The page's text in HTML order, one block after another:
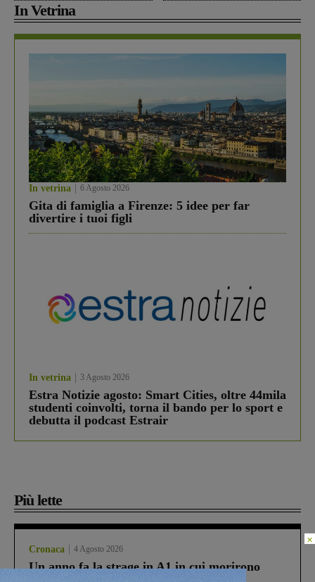
In Vetrina
In vetrina 6 Agosto 2026
Gita di famiglia a Firenze: 5 idee per far
divertire i tuoi figli
In vetrina 3 Agosto 2026
Estra Notizie agosto: Smart Cities, oltre 44mila
studenti coinvolti, torna il bando per lo sport e
debutta il podcast Estrair
Più lette
Cronaca 4 Agosto 2026
Un anno fa la strage in A1 in cui morirono
×